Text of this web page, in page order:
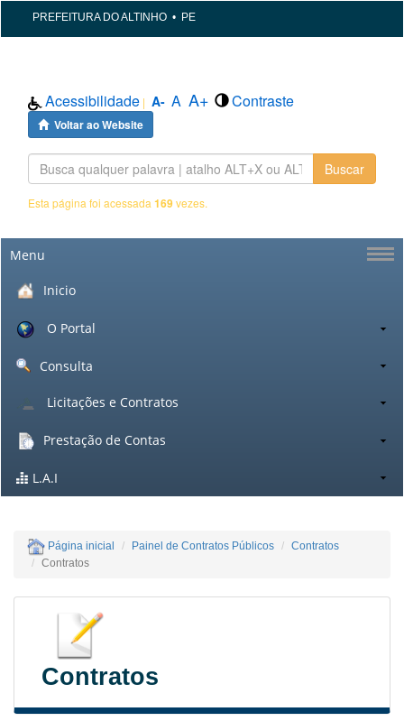
PREFEITURA DO ALTINHO • PE
Acessibilidade | A- A A+ Contraste
Voltar ao Website
Buscar
Esta página foi acessada 169vezes.
Menu
Inicio
O Portal
Consulta
Licitações e Contratos
Prestação de Contas
L.A.I
Página inicial Painel de Contratos Públicos
Contratos
Contratos
Contratos